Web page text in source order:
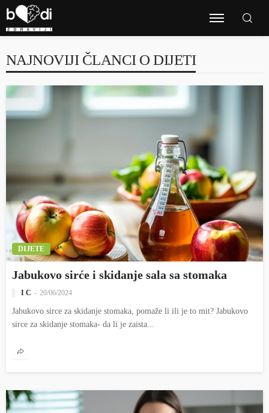
NAJNOVIJI ČLANCI O DIJETI
DIJETE
Jabukovo sirće i skidanje sala sa stomaka
I C 20/06/2024
Jabukovo sirce za skidanje stomaka, pomaže li ili je to mit? Jabukovo
sirce za skidanje stomaka- da li je zaista...